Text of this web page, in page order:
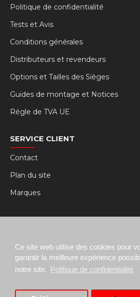
Ce site web utilise des cookies pour
garantir la meilleure expérience
notre site. Politique de confidentialité
Politique de confidentialité
Tests et Avis
Conditions générales
Distributeurs et revendeurs
Options et Tailles des Sièges
Guides de montage et Notices
Régle de TVA UE
SERVICE CLIENT
Contact
Plan du site
Marques
MY RSEAT
Historique des commandes